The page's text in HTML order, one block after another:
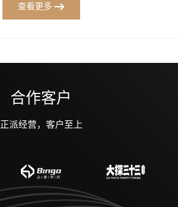
查看更多
合作客户
正派经营，客户至上